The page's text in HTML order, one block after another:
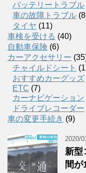
バッテリートラブル
車の故障トラブル
タイヤ (11)
車検を受ける (40)
自動車保険 (6)
カーアクセサリー
チャイルドシート
おすすめカーグッズ
ETC (7)
カーナビゲーション
ドライブレコーダー
車の変更手続き (9)
2020/
新型
間が